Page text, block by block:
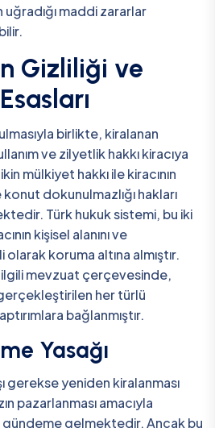
maddi zararlar
Gizliliği ve
birlikte, kiralanan
ve zilyetlik hakkı kiracıya
mülkiyet hakkı ile kiracının
dokunulmazlığı hakları
Türk hukuk sistemi, bu iki
kişisel alanını ve
koruma altına almıştır.
mevzuat çerçevesinde,
gerçekleştirilen her türlü
bağlanmıştır.
Yasağı
gerekse yeniden kiralanması
pazarlanması amacıyla
gündeme gelmektedir. Ancak bu